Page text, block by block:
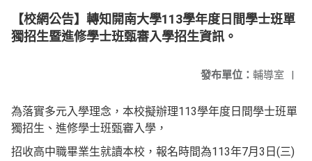
【校網公告】轉知開南大學113學年度日間學士班單
獨招生暨進修學士班甄審入學招生資訊。
發布單位： 輔導室 |
為落實多元入學理念，本校擬辦理113學年度日間學士班單
獨招生、進修學士班甄審入學，
招收高中職畢業生就讀本校，報名時間為113年7月3日(三)